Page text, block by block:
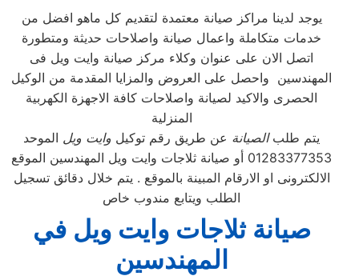
يوجد لدينا مراكز صيانة معتمدة لتقديم كل ماهو افضل من
خدمات متكاملة واعمال صيانة واصلاحات حديثة ومتطورة
اتصل الان على عنوان وكلاء مركز صيانة وايت ويل فى
المهندسين واحصل على العروض والمزايا المقدمة من الوكيل
الحصرى والاكيد لصيانة واصلاحات كافة الاجهزة الكهربية
المنزلية
يتم طلبالصيانة عن طريق رقم توكيل وايت ويل الموحد
01283377353 أو صيانة ثلاجات وايت ويل المهندسين الموقع
الالكترونى او الارقام المبينة بالموقع . يتم خلال دقائق تسجيل
الطلب ويتابع مندوب خاص
صيانة ثلاجات وايت ويل في
المهندسين